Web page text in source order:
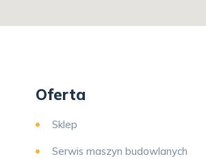
Oferta
Sklep
Serwis maszyn budowlanych